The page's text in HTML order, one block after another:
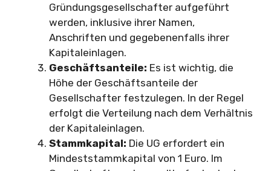
Gründungsgesellschafter aufgeführt
werden, inklusive ihrer Namen,
Anschriften und gegebenenfalls ihrer
Kapitaleinlagen.
Geschäftsanteile: Es ist wichtig, die
Höhe der Geschäftsanteile der
Gesellschafter festzulegen. In der Regel
erfolgt die Verteilung nach dem Verhältnis
der Kapitaleinlagen.
Stammkapital: Die UG erfordert ein
Mindeststammkapital von 1 Euro. Im